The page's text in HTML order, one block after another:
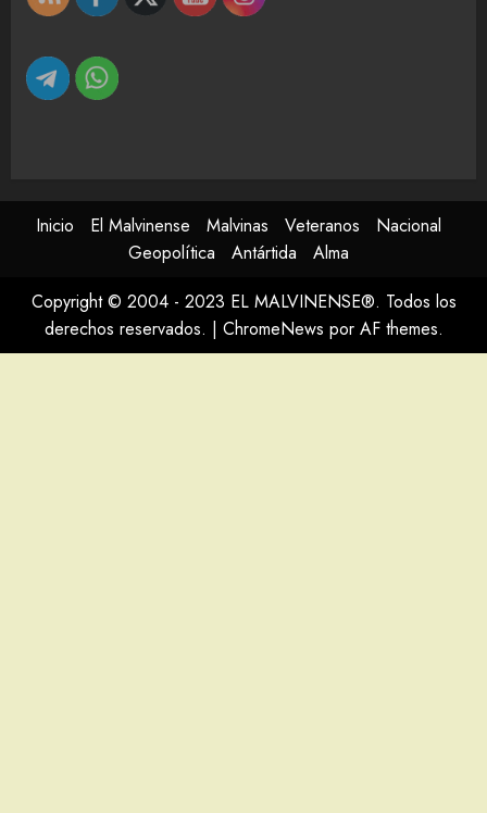
Inicio El Malvinense Malvinas Veteranos
Nacional
Geopolítica
Antártida
Alma
Copyright © 2004 - 2023 EL MALVINENSE®. Todos los
derechos reservados. | ChromeNews por AF themes.